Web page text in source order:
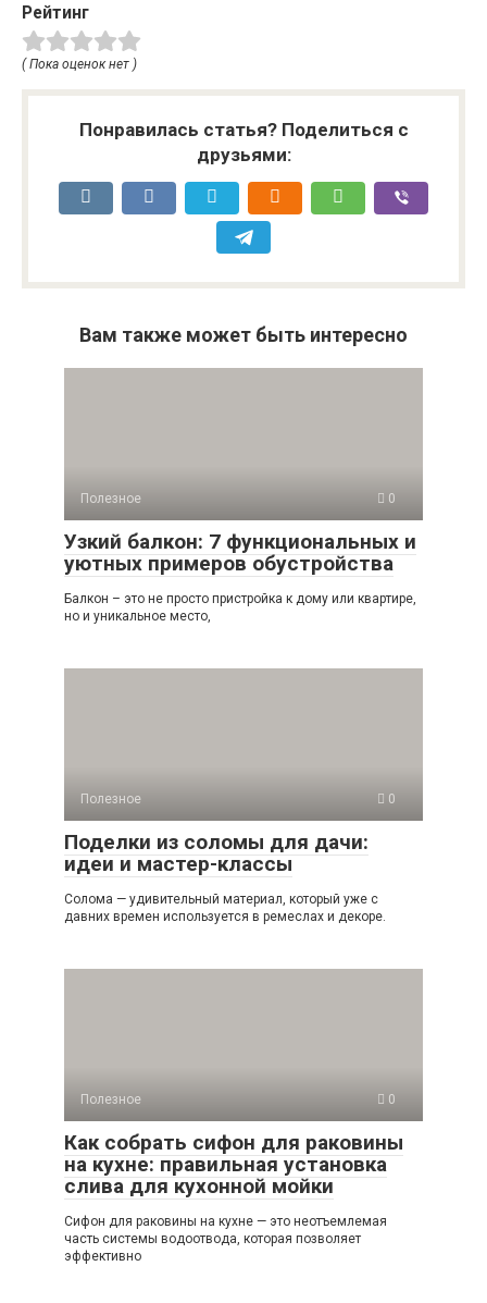
Рейтинг
( Пока оценок нет )
Понравилась статья? Поделиться с
друзьями:
Вам также может быть интересно
Полезное 0
Узкий балкон: 7 функциональных и
уютных примеров обустройства
Балкон – это не просто пристройка к дому или квартире,
но и уникальное место,
Полезное 0
Поделки из соломы для дачи:
идеи и мастер-классы
Солома — удивительный материал, который уже с
давних времен используется в ремеслах и декоре.
Полезное 0
Как собрать сифон для раковины
на кухне: правильная установка
слива для кухонной мойки
Сифон для раковины на кухне — это неотъемлемая
часть системы водоотвода, которая позволяет
эффективно